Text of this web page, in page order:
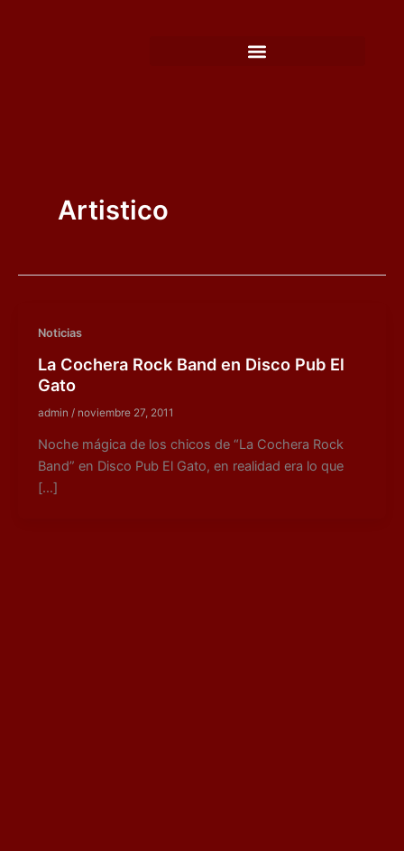
Artistico
Noticias
La Cochera Rock Band en Disco Pub El
Gato
admin / noviembre 27, 2011
Noche mágica de los chicos de “La Cochera Rock
Band” en Disco Pub El Gato, en realidad era lo que
[…]